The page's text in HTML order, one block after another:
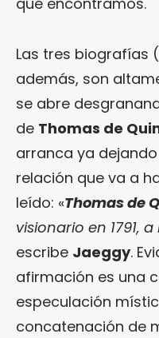
Las tres biografías
además, son
se abre
de Thomas de
arranca ya
relación que va a
leído: «Thomas de
visionario en 1791,
escribe Jaeggy.
afirmación es una
especulación
concatenación de